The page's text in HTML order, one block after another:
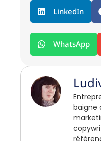
LinkedIn
WhatsApp
baigne